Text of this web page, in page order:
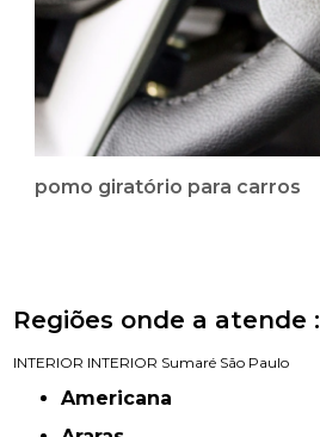
pomo giratório para carros
Regiões onde a atende :
INTERIOR INTERIOR Sumaré São Paulo
Americana